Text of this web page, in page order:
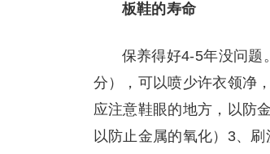
板鞋的寿命
保养得好4-5年没问题
分），可以喷少许衣领净
应注意鞋眼的地方，以防
以防止金属的氧化）3、